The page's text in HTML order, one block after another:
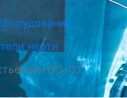
нефти
НУС-0,1